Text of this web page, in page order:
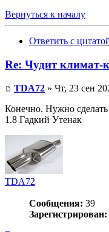
Вернуться к началу
Ответить с
Re: Чудит климат-
TDA72 » Чт, 23 сен
Конечно. Нужно
1.8 Гадкий Утенак
TDA72
Сообщения: 39
Зарегистрирован: